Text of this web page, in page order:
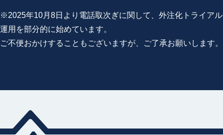
※2025年10月8日より電話取次ぎに関して、外注化トライアル
運用を部分的に始めています。
ご不便おかけすることもございますが、ご了承お願いします。